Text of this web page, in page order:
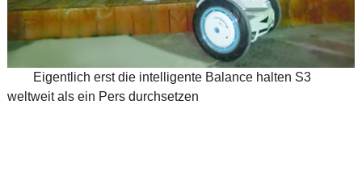
Eigentlich erst die intelligente Balance halten S3
weltweit als ein Pers durchsetzen